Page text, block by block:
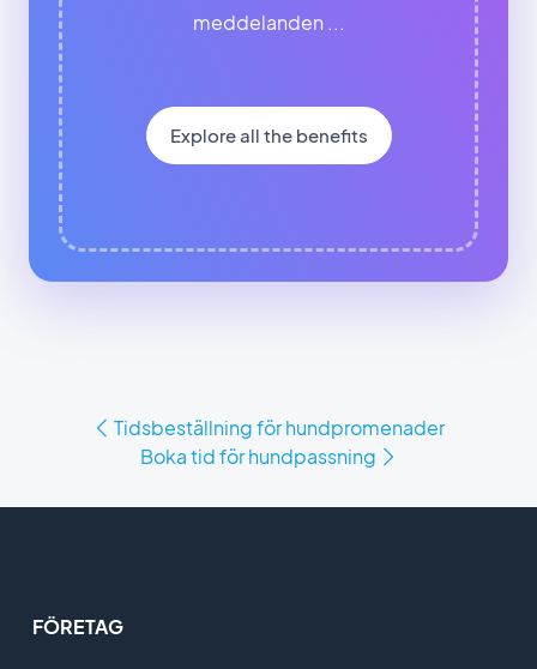
meddelanden ...
Explore all the benefits
Tidsbeställning för hundpromenader
Boka tid för hundpassning
FÖRETAG